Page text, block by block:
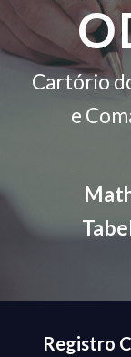
Cartório
e
Registro